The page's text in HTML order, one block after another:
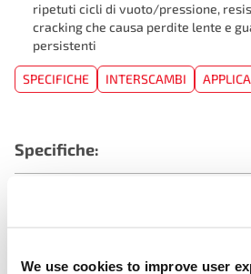
We use cookies to improve user
ripetuti cicli di vuoto/pressione,
cracking che causa perdite lente e
persistenti
SPECIFICHE INTERSCAMBI
Specifiche:
ATTENZIONE: Cancro e